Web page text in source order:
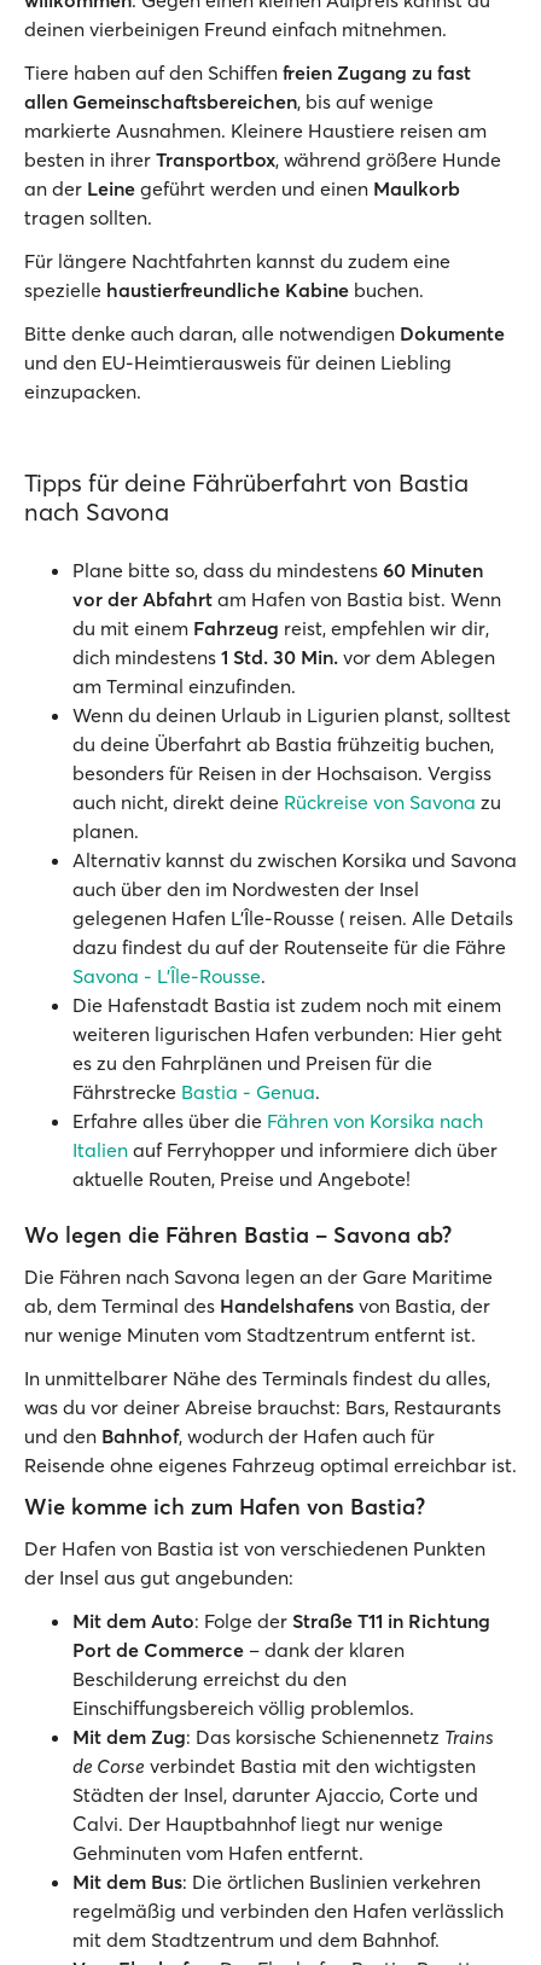
deinen vierbeinigen Freund einfach mitnehmen.
Tiere haben auf den Schiffen freien Zugang zu fast
allen Gemeinschaftsbereichen, bis auf wenige
markierte Ausnahmen. Kleinere Haustiere reisen am
besten in ihrer Transportbox, während größere Hunde
an der Leine geführt werden und einen Maulkorb
tragen sollten.
Für längere Nachtfahrten kannst du zudem eine
spezielle haustierfreundliche Kabine buchen.
Bitte denke auch daran, alle notwendigen Dokumente
und den EU-Heimtierausweis für deinen Liebling
einzupacken.
Tipps für deine Fährüberfahrt von Bastia
nach Savona
Plane bitte so, dass du mindestens 60 Minuten
vor der Abfahrt am Hafen von Bastia bist. Wenn
du mit einem Fahrzeug reist, empfehlen wir dir,
dich mindestens 1 Std. 30 Min. vor dem Ablegen
am Terminal einzufinden.
Wenn du deinen Urlaub in Ligurien planst, solltest
du deine Überfahrt ab Bastia frühzeitig buchen,
besonders für Reisen in der Hochsaison. Vergiss
auch nicht, direkt deine Rückreise von Savona zu
planen.
Alternativ kannst du zwischen Korsika und Savona
auch über den im Nordwesten der Insel
gelegenen Hafen L’Île-Rousse ( reisen. Alle Details
dazu findest du auf der Routenseite für die Fähre
Savona - L’Île-Rousse.
Die Hafenstadt Bastia ist zudem noch mit einem
weiteren ligurischen Hafen verbunden: Hier geht
es zu den Fahrplänen und Preisen für die
Fährstrecke Bastia - Genua.
Erfahre alles über die Fähren von Korsika nach
Italien auf Ferryhopper und informiere dich über
aktuelle Routen, Preise und Angebote!
Wo legen die Fähren Bastia – Savona ab?
Die Fähren nach Savona legen an der Gare Maritime
ab, dem Terminal des Handelshafens von Bastia, der
nur wenige Minuten vom Stadtzentrum entfernt ist.
In unmittelbarer Nähe des Terminals findest du alles,
was du vor deiner Abreise brauchst: Bars, Restaurants
und den Bahnhof, wodurch der Hafen auch für
Reisende ohne eigenes Fahrzeug optimal erreichbar ist.
Wie komme ich zum Hafen von Bastia?
Der Hafen von Bastia ist von verschiedenen Punkten
der Insel aus gut angebunden:
Mit dem Auto: Folge der Straße T11 in Richtung
Port de Commerce – dank der klaren
Beschilderung erreichst du den
Einschiffungsbereich völlig problemlos.
Mit dem Zug: Das korsische Schienennetz Trains
de Corse verbindet Bastia mit den wichtigsten
Städten der Insel, darunter Ajaccio, Corte und
Calvi. Der Hauptbahnhof liegt nur wenige
Gehminuten vom Hafen entfernt.
Mit dem Bus: Die örtlichen Buslinien verkehren
regelmäßig und verbinden den Hafen verlässlich
mit dem Stadtzentrum und dem Bahnhof.